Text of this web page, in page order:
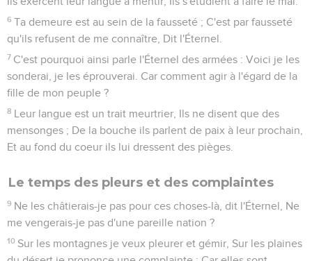
6 Ta demeure est au sein de la fausseté ; C'est par fausseté
qu'ils refusent de me connaître, Dit l'Éternel.
7 C'est pourquoi ainsi parle l'Éternel des armées : Voici je les
sonderai, je les éprouverai. Car comment agir à l'égard de la
fille de mon peuple ?
8 Leur langue est un trait meurtrier, Ils ne disent que des
mensonges ; De la bouche ils parlent de paix à leur prochain,
Et au fond du coeur ils lui dressent des pièges.
Le temps des pleurs et des complaintes
9 Ne les châtierais-je pas pour ces choses-là, dit l'Éternel, Ne
me vengerais-je pas d'une pareille nation ?
10 Sur les montagnes je veux pleurer et gémir, Sur les plaines